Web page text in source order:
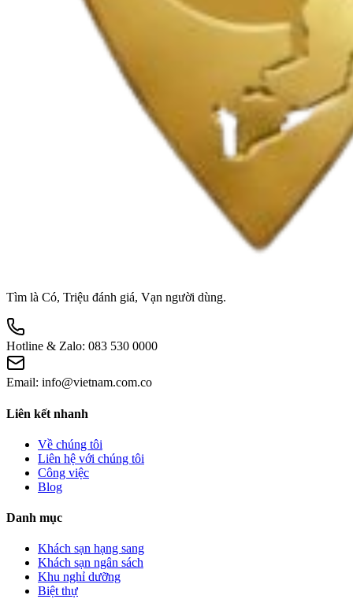
Tìm là Có, Triệu đánh giá, Vạn người dùng.
Hotline & Zalo: 083 530 0000
Email: info@vietnam.com.co
Liên kết nhanh
Về chúng tôi
Liên hệ với chúng tôi
Công việc
Blog
Danh mục
Khách sạn hạng sang
Khách sạn ngân sách
Khu nghỉ dưỡng
Biệt thự